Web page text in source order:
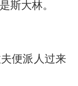
斯大林。
便派人过来